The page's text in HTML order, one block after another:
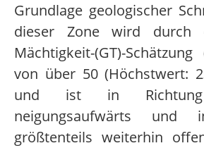
Grundlage geologischer
dieser Zone wird durch
Mächtigkeit-(GT)-
von über 50 (Höchstwert:
und ist in Richtung
neigungsaufwärts
größtenteils weiterhin